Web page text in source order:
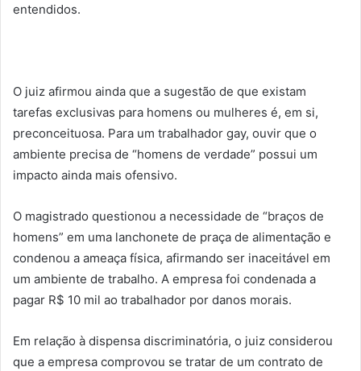
entendidos.
O juiz afirmou ainda que a sugestão de que existam
tarefas exclusivas para homens ou mulheres é, em si,
preconceituosa. Para um trabalhador gay, ouvir que o
ambiente precisa de “homens de verdade” possui um
impacto ainda mais ofensivo.
O magistrado questionou a necessidade de “braços de
homens” em uma lanchonete de praça de alimentação e
condenou a ameaça física, afirmando ser inaceitável em
um ambiente de trabalho. A empresa foi condenada a
pagar R$ 10 mil ao trabalhador por danos morais.
Em relação à dispensa discriminatória, o juiz considerou
que a empresa comprovou se tratar de um contrato de